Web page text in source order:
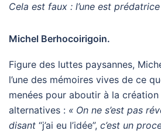
Cela est faux : l’une est prédatrice
Michel Berhocoirigoin.
Figure des luttes paysannes,
l’une des mémoires vives de ce
menées pour aboutir à la
alternatives : « On ne s’est pas
disant “j’ai eu l’idée”, c’est un